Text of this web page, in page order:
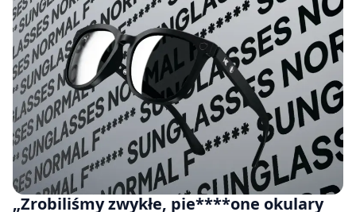
„Zrobiliśmy zwykłe, pie****one okulary